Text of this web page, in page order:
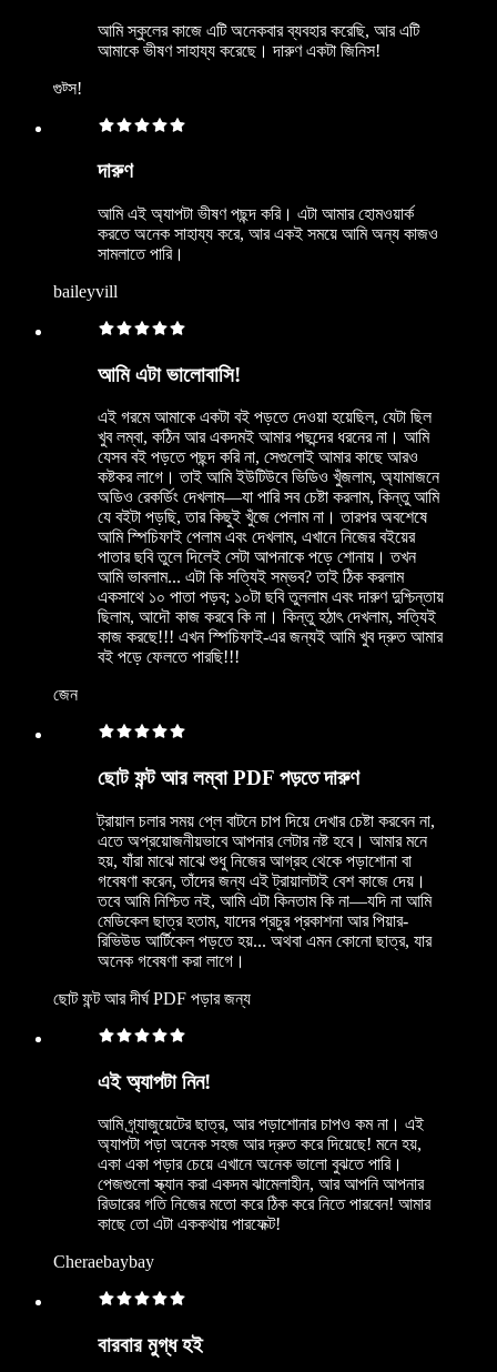
আমি স্কুলের কাজে এটি অনেকবার ব্যবহার করেছি, আর এটি
আমাকে ভীষণ সাহায্য করেছে। দারুণ একটা জিনিস!
গুট্স!
দারুণ
আমি এই অ্যাপটা ভীষণ পছন্দ করি। এটা আমার হোমওয়ার্ক
করতে অনেক সাহায্য করে, আর একই সময়ে আমি অন্য কাজও
সামলাতে পারি।
baileyvill
আমি এটা ভালোবাসি!
এই গরমে আমাকে একটা বই পড়তে দেওয়া হয়েছিল, যেটা ছিল
খুব লম্বা, কঠিন আর একদমই আমার পছন্দের ধরনের না। আমি
যেসব বই পড়তে পছন্দ করি না, সেগুলোই আমার কাছে আরও
কষ্টকর লাগে। তাই আমি ইউটিউবে ভিডিও খুঁজলাম, অ্যামাজনে
অডিও রেকর্ডিং দেখলাম—যা পারি সব চেষ্টা করলাম, কিন্তু আমি
যে বইটা পড়ছি, তার কিছুই খুঁজে পেলাম না। তারপর অবশেষে
আমি স্পিচিফাই পেলাম এবং দেখলাম, এখানে নিজের বইয়ের
পাতার ছবি তুলে দিলেই সেটা আপনাকে পড়ে শোনায়। তখন
আমি ভাবলাম... এটা কি সত্যিই সম্ভব? তাই ঠিক করলাম
একসাথে ১০ পাতা পড়ব; ১০টা ছবি তুললাম এবং দারুণ দুশ্চিন্তায়
ছিলাম, আদৌ কাজ করবে কি না। কিন্তু হঠাৎ দেখলাম, সত্যিই
কাজ করছে!!! এখন স্পিচিফাই-এর জন্যই আমি খুব দ্রুত আমার
বই পড়ে ফেলতে পারছি!!!
জেন
ছোট ফন্ট আর লম্বা PDF পড়তে দারুণ
ট্রায়াল চলার সময় প্লে বাটনে চাপ দিয়ে দেখার চেষ্টা করবেন না,
এতে অপ্রয়োজনীয়ভাবে আপনার লেটার নষ্ট হবে। আমার মনে
হয়, যাঁরা মাঝে মাঝে শুধু নিজের আগ্রহ থেকে পড়াশোনা বা
গবেষণা করেন, তাঁদের জন্য এই ট্রায়ালটাই বেশ কাজে দেয়।
তবে আমি নিশ্চিত নই, আমি এটা কিনতাম কি না—যদি না আমি
মেডিকেল ছাত্র হতাম, যাদের প্রচুর প্রকাশনা আর পিয়ার-
রিভিউড আর্টিকেল পড়তে হয়... অথবা এমন কোনো ছাত্র, যার
অনেক গবেষণা করা লাগে।
ছোট ফন্ট আর দীর্ঘ PDF পড়ার জন্য
এই অ্যাপটা নিন!
আমি গ্র্যাজুয়েটের ছাত্র, আর পড়াশোনার চাপও কম না। এই
অ্যাপটা পড়া অনেক সহজ আর দ্রুত করে দিয়েছে! মনে হয়,
একা একা পড়ার চেয়ে এখানে অনেক ভালো বুঝতে পারি।
পেজগুলো স্ক্যান করা একদম ঝামেলাহীন, আর আপনি আপনার
রিডারের গতি নিজের মতো করে ঠিক করে নিতে পারবেন! আমার
কাছে তো এটা এককথায় পারফেক্ট!
Cheraebaybay
বারবার মুগ্ধ হই